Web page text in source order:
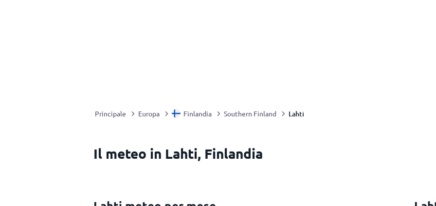
Principale Europa Finlandia Southern Finland Lahti
Il meteo in Lahti, Finlandia